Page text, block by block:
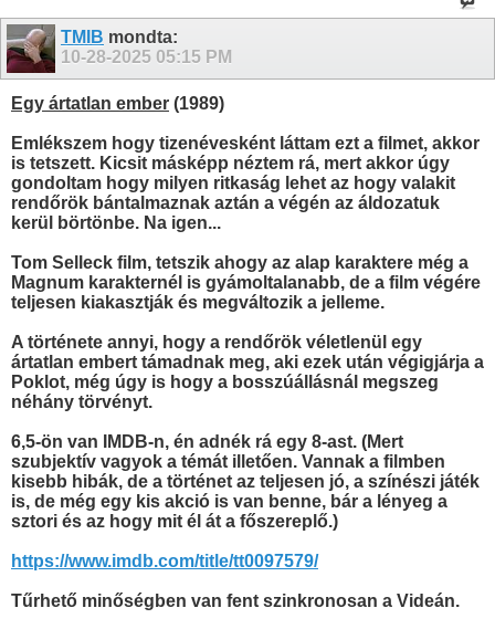
TMIB mondta:
10-28-2025 05:15 PM
Egy ártatlan ember (1989)
Emlékszem hogy tizenévesként láttam ezt a filmet, akkor
is tetszett. Kicsit másképp néztem rá, mert akkor úgy
gondoltam hogy milyen ritkaság lehet az hogy valakit
rendőrök bántalmaznak aztán a végén az áldozatuk
kerül börtönbe. Na igen...
Tom Selleck film, tetszik ahogy az alap karaktere még a
Magnum karakternél is gyámoltalanabb, de a film végére
teljesen kiakasztják és megváltozik a jelleme.
A története annyi, hogy a rendőrök véletlenül egy
ártatlan embert támadnak meg, aki ezek után végigjárja a
Poklot, még úgy is hogy a bosszúállásnál megszeg
néhány törvényt.
6,5-ön van IMDB-n, én adnék rá egy 8-ast. (Mert
szubjektív vagyok a témát illetően. Vannak a filmben
kisebb hibák, de a történet az teljesen jó, a színészi játék
is, de még egy kis akció is van benne, bár a lényeg a
sztori és az hogy mit él át a főszereplő.)
https://www.imdb.com/title/tt0097579/
Tűrhető minőségben van fent szinkronosan a Videán.